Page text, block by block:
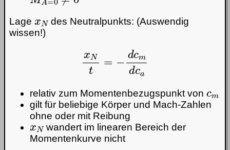
Lage
des Neutralpunkts: (Auswendig
wissen!)
xNt= md
relativ zum Momentenbezugspunkt von
gilt für beliebige Körper und Mach-Zahlen
ohne oder mit Reibung
xN
wandert im linearen Bereich der
Momentenkurve nicht